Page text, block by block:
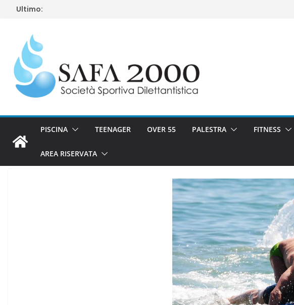
SaltaUltimo:
PISCINA TEENAGER OVER 55 PALESTRA FITNESS
AREA RISERVATA